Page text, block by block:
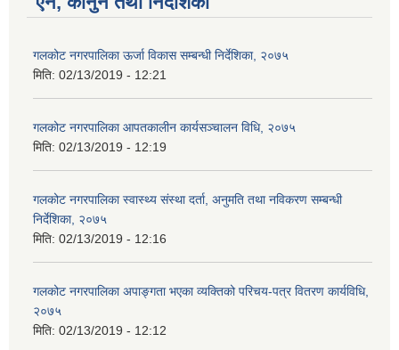
गलकोट नगरपालिका ऊर्जा विकास सम्बन्धी निर्देशिका, २०७५
मिति: 02/13/2019 - 12:21
गलकोट नगरपालिका आपतकालीन कार्यसञ्चालन विधि, २०७५
मिति: 02/13/2019 - 12:19
गलकोट नगरपालिका स्वास्थ्य संस्था दर्ता, अनुमति तथा नविकरण सम्बन्धी
निर्देशिका, २०७५
मिति: 02/13/2019 - 12:16
गलकोट नगरपालिका अपाङ्गता भएका व्यक्तिको परिचय-पत्र वितरण कार्यविधि,
२०७५
मिति: 02/13/2019 - 12:12